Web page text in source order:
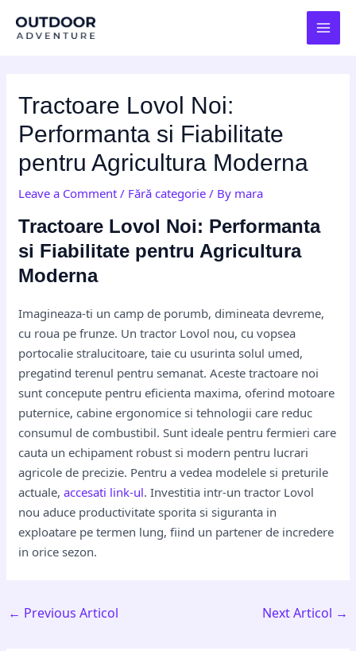
Tractoare Lovol Noi:
Performanta si Fiabilitate
pentru Agricultura Moderna
Leave a Comment / Fără categorie / By mara
Tractoare Lovol Noi: Performanta
si Fiabilitate pentru Agricultura
Moderna
Imagineaza-ti un camp de porumb, dimineata devreme,
cu roua pe frunze. Un tractor Lovol nou, cu vopsea
portocalie stralucitoare, taie cu usurinta solul umed,
pregatind terenul pentru semanat. Aceste tractoare noi
sunt concepute pentru eficienta maxima, oferind motoare
puternice, cabine ergonomice si tehnologii care reduc
consumul de combustibil. Sunt ideale pentru fermieri care
cauta un echipament robust si modern pentru lucrari
agricole de precizie. Pentru a vedea modelele si preturile
actuale,accesati link-ul. Investitia intr-un tractor Lovol
nou aduce productivitate sporita si siguranta in
exploatare pe termen lung, fiind un partener de incredere
in orice sezon.
navigation
← Previous Articol Next Articol →